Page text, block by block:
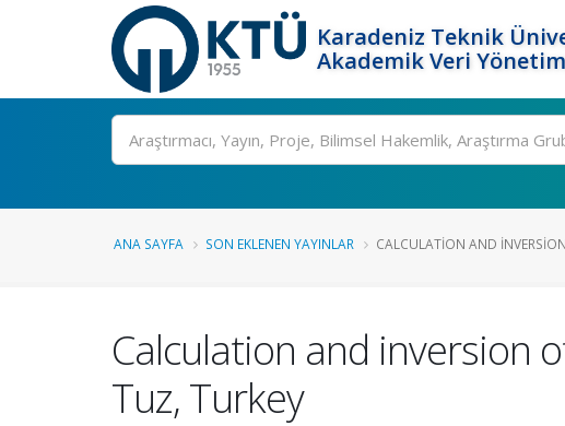
Karadeniz Teknik
Akademik Veri
Ara
ANA SAYFA SON EKLENEN YAYINLAR CALCULATION AND
Calculation and inversion
Tuz, Turkey